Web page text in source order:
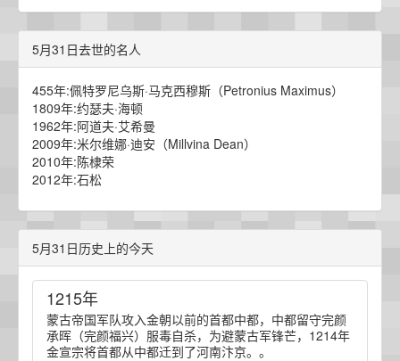
5月31日去世的名人
455年:佩特罗尼乌斯·马克西穆斯（Petronius Maximus）
1809年:约瑟夫·海顿
1962年:阿道夫·艾希曼
2009年:米尔维娜·迪安（Millvina Dean）
2010年:陈棣荣
2012年:石松
5月31日历史上的今天
1215年
蒙古帝国军队攻入金朝以前的首都中都，中都留守完颜
承晖（完颜福兴）服毒自杀，为避蒙古军锋芒，1214年
金宣宗将首都从中都迁到了河南汴京。。